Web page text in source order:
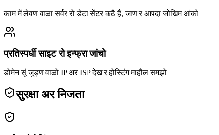
काम में लेवण वाळा सर्वर रो डेटा सेंटर कठै हैं, जाण'र आपदा जोखिम आंको
प्रतिस्पर्धी साइट रो इन्फ्रा जांचो
डोमेन सूं जुड़ण वाळो IP अर ISP देख'र होस्टिंग माहौल समझो
सुरक्षा अर निजता